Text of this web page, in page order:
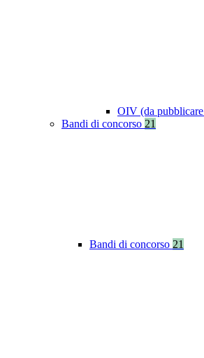
OIV (da
Bandi di concorso 21
Bandi di concorso 21